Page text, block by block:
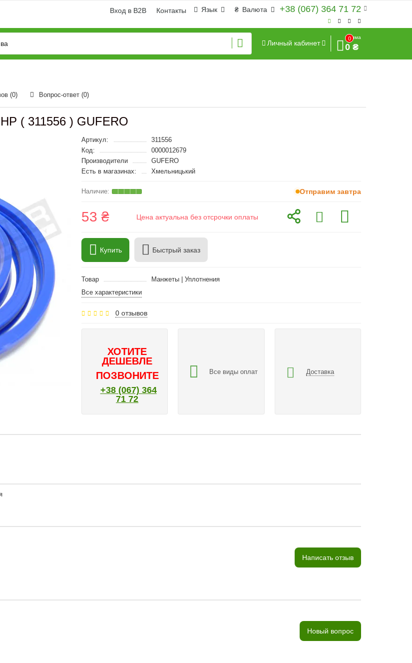
+38 (067) 364 71 72
₴ Валюта
Язык
Вход в B2B Контакты
Личный кабинет
0
Сумма
0 ₴
(0) Вопрос-ответ (0)
( 311556 ) GUFERO
Артикул:
311556
Код:
0000012679
Производители
GUFERO
Есть в магазинах:
Хмельницький
Отправим завтра
53 ₴ Цена актуальна без отсрочки оплаты
Купить Быстрый заказ
Товар
Манжеты | Уплотнения
Все характеристики
0 отзывов
ХОТИТЕ
ДЕШЕВЛЕ
ПОЗВОНИТЕ
+38 (067) 364
71 72
Все виды оплат Доставка
Написать отзыв
Новый вопрос